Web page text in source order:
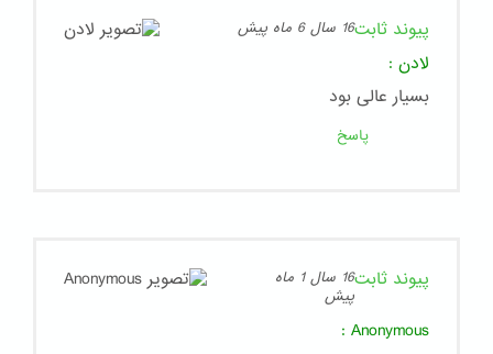
پیوند ثابت16 سال 6 ماه پیش
لادن :
بسیار عالی بود
پاسخ
پیوند ثابت
16 سال 1 ماه
پیش
Anonymous
: